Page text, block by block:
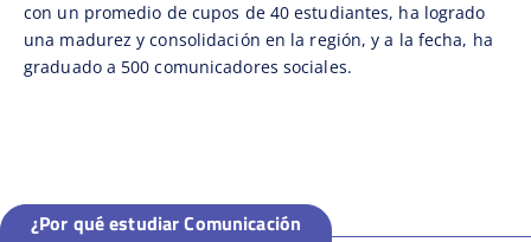
con un promedio de cupos de 40 estudiantes, ha logrado
una madurez y consolidación en la región, y a la fecha, ha
graduado a 500 comunicadores sociales.
¿Por qué estudiar Comunicación